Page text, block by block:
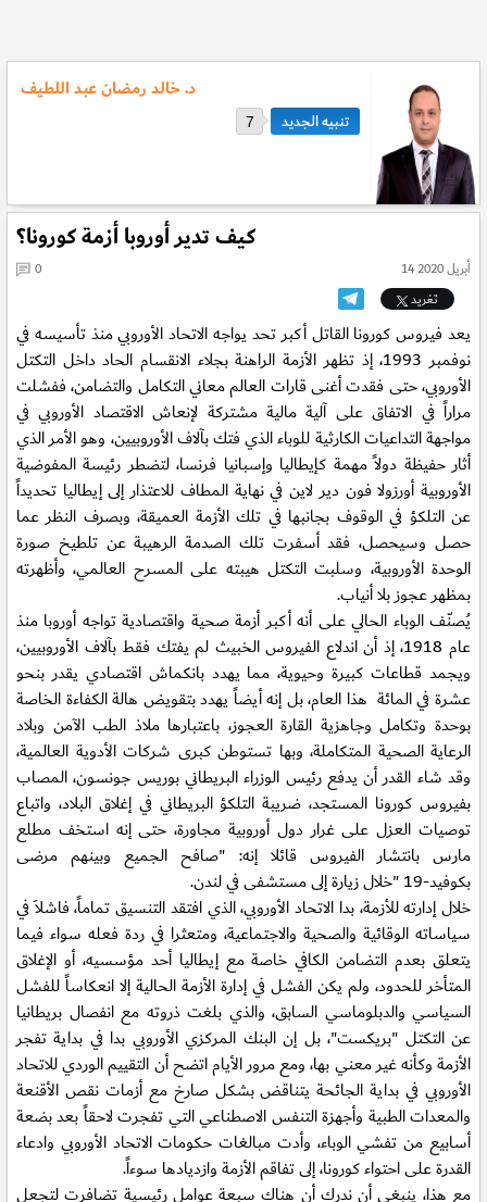
د. خالد رمضان عبد اللطيف
7
كيف تدير أوروبا أزمة كورونا؟
14 أبريل 2020
0
تغريد
يعد فيروس كورونا القاتل أكبر تحد يواجه الاتحاد الأوروبي منذ تأسيسه في
نوفمبر 1993، إذ تظهر الأزمة الراهنة بجلاء الانقسام الحاد داخل التكتل
الأوروبي، حتى فقدت أغنى قارات العالم معاني التكامل والتضامن، ففشلت
مراراً في الاتفاق على آلية مالية مشتركة لإنعاش الاقتصاد الأوروبي في
مواجهة التداعيات الكارثية للوباء الذي فتك بآلاف الأوروبيين، وهو الأمر الذي
أثار حفيظة دولاً مهمة كإيطاليا وإسبانيا فرنسا، لتضطر رئيسة المفوضية
الأوروبية أورزولا فون دير لاين في نهاية المطاف للاعتذار إلى إيطاليا تحديداً
عن التلكؤ في الوقوف بجانبها في تلك الأزمة العميقة، وبصرف النظر عما
حصل وسيحصل، فقد أسفرت تلك الصدمة الرهيبة عن تلطيخ صورة
الوحدة الأوروبية، وسلبت التكتل هيبته على المسرح العالمي، وأظهرته
بمظهر عجوز بلا أنياب.
يُصنّف الوباء الحالي على أنه أكبر أزمة صحية واقتصادية تواجه أوروبا منذ
عام 1918، إذ أن اندلاع الفيروس الخبيث لم يفتك فقط بآلاف الأوروبيين،
ويجمد قطاعات كبيرة وحيوية، مما يهدد بانكماش اقتصادي يقدر بنحو
عشرة في المائة هذا العام، بل إنه أيضاً يهدد بتقويض هالة الكفاءة الخاصة
بوحدة وتكامل وجاهزية القارة العجوز، باعتبارها ملاذ الطب الآمن وبلاد
الرعاية الصحية المتكاملة، وبها تستوطن كبرى شركات الأدوية العالمية،
وقد شاء القدر أن يدفع رئيس الوزراء البريطاني بوريس جونسون، المصاب
بفيروس كورونا المستجد، ضريبة التلكؤ البريطاني في إغلاق البلاد، واتباع
توصيات العزل على غرار دول أوروبية مجاورة، حتى إنه استخف مطلع
مارس بانتشار الفيروس قائلا إنه: "صافح الجميع وبينهم مرضى
بكوفيد-19 "خلال زيارة إلى مستشفى في لندن.
خلال إدارته للأزمة، بدا الاتحاد الأوروبي، الذي افتقد التنسيق تماماً، فاشلاَ في
سياساته الوقائية والصحية والاجتماعية، ومتعثرا في ردة فعله سواء فيما
يتعلق بعدم التضامن الكافي خاصة مع إيطاليا أحد مؤسسيه، أو الإغلاق
المتأخر للحدود، ولم يكن الفشل في إدارة الأزمة الحالية إلا انعكاساً للفشل
السياسي والدبلوماسي السابق، والذي بلغت ذروته مع انفصال بريطانيا
عن التكتل "بريكست"، بل إن البنك المركزي الأوروبي بدا في بداية تفجر
الأزمة وكأنه غير معني بها، ومع مرور الأيام اتضح أن التقييم الوردي للاتحاد
الأوروبي في بداية الجائحة يتناقض بشكل صارخ مع أزمات نقص الأقنعة
والمعدات الطبية وأجهزة التنفس الاصطناعي التي تفجرت لاحقاً بعد بضعة
أسابيع من تفشي الوباء، وأدت مبالغات حكومات الاتحاد الأوروبي وادعاء
القدرة على احتواء كورونا، إلى تفاقم الأزمة وازديادها سوءاً.
مع هذا، ينبغي أن ندرك أن هناك سبعة عوامل رئيسية تضافرت لتجعل